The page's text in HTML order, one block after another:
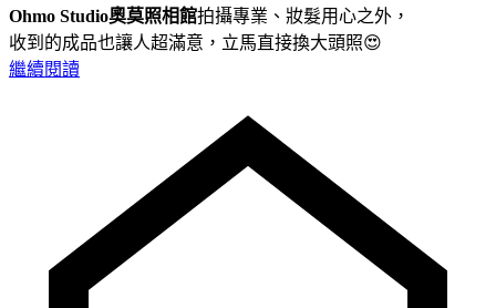
Ohmo Studio奧莫照相館拍攝專業、妝髮用心之外，
收到的成品也讓人超滿意，立馬直接換大頭照😍
繼續閱讀